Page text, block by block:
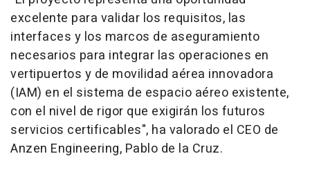
excelente para validar los requisitos, las
interfaces y los marcos de aseguramiento
necesarios para integrar las operaciones en
vertipuertos y de movilidad aérea innovadora
(IAM) en el sistema de espacio aéreo existente,
con el nivel de rigor que exigirán los futuros
servicios certificables", ha valorado el CEO de
Anzen Engineering, Pablo de la Cruz.